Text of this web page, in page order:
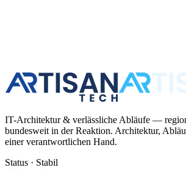
IT-Architektur & verlässliche Abläufe —
bundesweit in der Reaktion. Architektur,
einer verantwortlichen Hand.
Status · Stabil